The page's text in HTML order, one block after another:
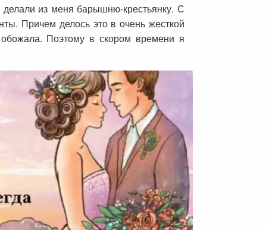
из меня барышню-крестьянку. С
Причем делось это в очень жесткой
Поэтому в скором времени я